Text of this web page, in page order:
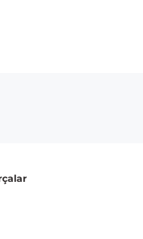
kontrol